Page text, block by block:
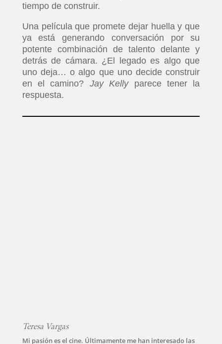
tiempo de construir.
Una película que promete dejar huella y que
ya está generando conversación por su
potente combinación de talento delante y
detrás de cámara. ¿El legado es algo que
uno deja… o algo que uno decide construir
en el camino? Jay Kellyparece tener la
respuesta.
Teresa Vargas
Mi pasión es el cine. Últimamente me han interesado las